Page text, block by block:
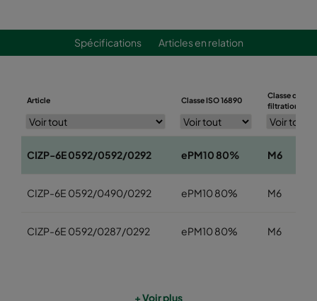
Spécifications Articles en relation
Article Classe ISO 16890
Classe de
filtration
CIZP-6E 0592/0592/0292 ePM10 80% M6
CIZP-6E 0592/0490/0292 ePM10 80% M6
CIZP-6E 0592/0287/0292 ePM10 80% M6
+ Voir plus